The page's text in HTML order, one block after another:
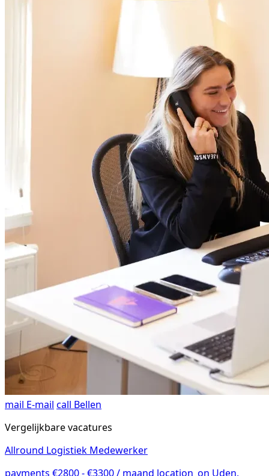
mail E-mail call Bellen
Vergelijkbare vacatures
Allround Logistiek Medewerker
payments €2800 - €3300 / maand location_on Uden,